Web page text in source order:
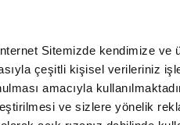
Sitemizde kendimize ve
çeşitli kişisel verileriniz
amacıyla
ve sizlere yönelik